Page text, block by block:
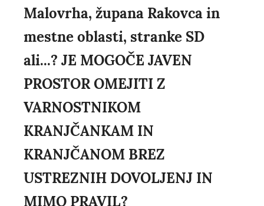
Malovrha, župana Rakovca in
mestne oblasti, stranke SD
ali...? JE MOGOČE JAVEN
PROSTOR OMEJITI Z
VARNOSTNIKOM
KRANJČANKAM IN
KRANJČANOM BREZ
USTREZNIH DOVOLJENJ IN
MIMO PRAVIL?